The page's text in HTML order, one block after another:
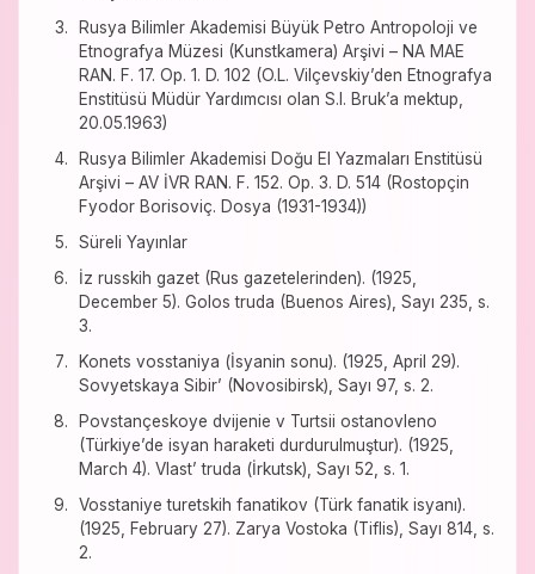
Rusya Bilimler Akademisi Büyük Petro Antropoloji ve
Etnografya Müzesi (Kunstkamera) Arşivi – NA MAE
RAN. F. 17. Op. 1. D. 102 (O.L. Vilçevskiy’den Etnografya
Enstitüsü Müdür Yardımcısı olan S.I. Bruk’a mektup,
20.05.1963)
Rusya Bilimler Akademisi Doğu El Yazmaları Enstitüsü
Arşivi – AV İVR RAN. F. 152. Op. 3. D. 514 (Rostopçin
Fyodor Borisoviç. Dosya (1931-1934))
Süreli Yayınlar
İz russkih gazet (Rus gazetelerinden). (1925,
December 5). Golos truda (Buenos Aires), Sayı 235, s.
3.
Konets vosstaniya (İsyanin sonu). (1925, April 29).
Sovyetskaya Sibir’ (Novosibirsk), Sayı 97, s. 2.
Povstançeskoye dvijenie v Turtsii ostanovleno
(Türkiye’de isyan haraketi durdurulmuştur). (1925,
March 4). Vlast’ truda (İrkutsk), Sayı 52, s. 1.
Vosstaniye turetskih fanatikov (Türk fanatik isyanı).
(1925, February 27). Zarya Vostoka (Tiflis), Sayı 814, s.
2.